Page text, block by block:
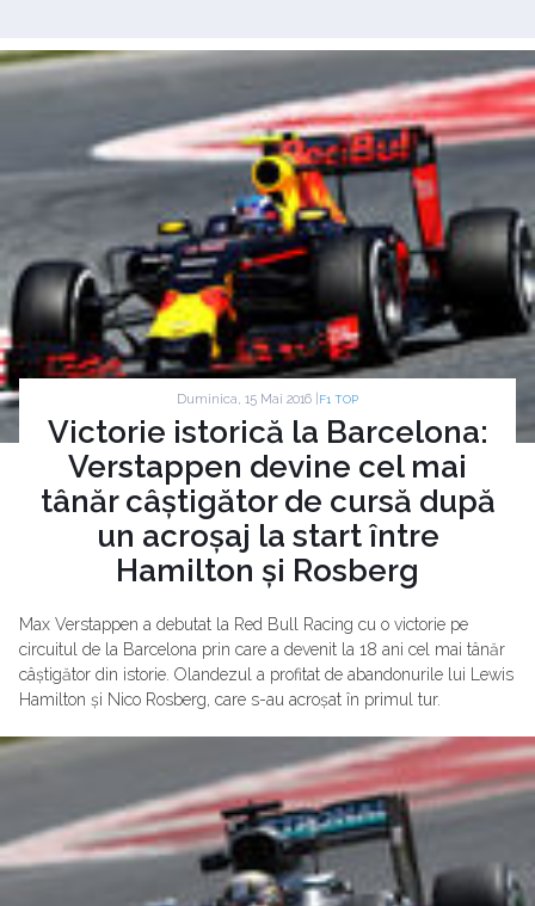
Duminica, 15 Mai 2016 | F1 TOP
Victorie istorică la Barcelona:
Verstappen devine cel mai
tânăr câștigător de cursă după
un acroșaj la start între
Hamilton și Rosberg
Max Verstappen a debutat la Red Bull Racing cu o victorie pe
circuitul de la Barcelona prin care a devenit la 18 ani cel mai tânăr
câștigător din istorie. Olandezul a profitat de abandonurile lui Lewis
Hamilton și Nico Rosberg, care s-au acroșat în primul tur.